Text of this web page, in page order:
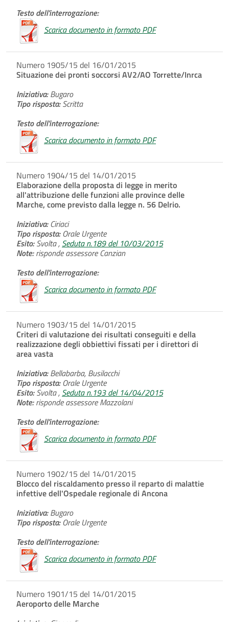
Testo dell'interrogazione:
Scarica documento in formato PDF
Numero 1905/15 del 16/01/2015
Situazione dei pronti soccorsi AV2/AO Torrette/Inrca
Iniziativa:Bugaro
Tipo risposta:Scritta
Testo dell'interrogazione:
Scarica documento in formato PDF
Numero 1904/15 del 14/01/2015
Elaborazione della proposta di legge in merito
all'attribuzione delle funzioni alle province delle
Marche, come previsto dalla legge n. 56 Delrio.
Iniziativa:Ciriaci
Tipo risposta:Orale Urgente
Esito:Svolta , Seduta n.189 del 10/03/2015
Note:risponde assessore Canzian
Testo dell'interrogazione:
Scarica documento in formato PDF
Numero 1903/15 del 14/01/2015
Criteri di valutazione dei risultati conseguiti e della
realizzazione degli obbiettivi fissati per i direttori di
area vasta
Iniziativa:Bellabarba, Busilacchi
Tipo risposta:Orale Urgente
Esito:Svolta , Seduta n.193 del 14/04/2015
Note:risponde assessore Mazzolani
Testo dell'interrogazione:
Scarica documento in formato PDF
Numero 1902/15 del 14/01/2015
Blocco del riscaldamento presso il reparto di malattie
infettive dell'Ospedale regionale di Ancona
Iniziativa:Bugaro
Tipo risposta:Orale Urgente
Testo dell'interrogazione:
Scarica documento in formato PDF
Numero 1901/15 del 14/01/2015
Aeroporto delle Marche